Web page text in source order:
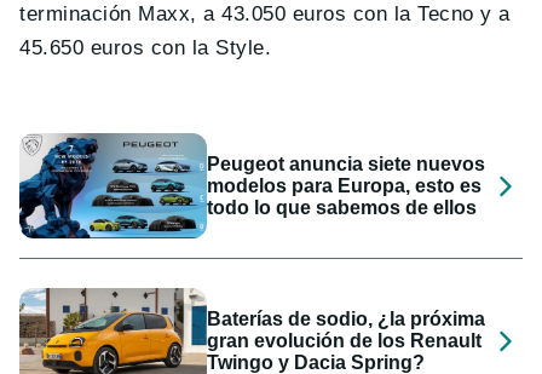
terminación Maxx, a 43.050 euros con la Tecno y a
45.650 euros con la Style.
Peugeot anuncia siete nuevos
modelos para Europa, esto es
todo lo que sabemos de ellos
Baterías de sodio, ¿la próxima
gran evolución de los Renault
Twingo y Dacia Spring?